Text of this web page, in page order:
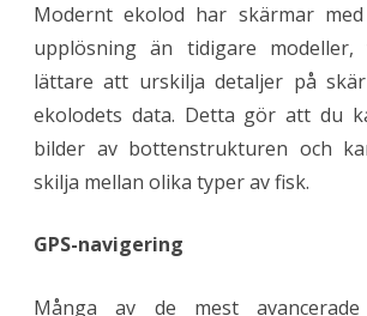
Modernt ekolod har skärmar
upplösning än tidigare
lättare att urskilja detaljer på
ekolodets data. Detta gör att du
bilder av bottenstrukturen och
skilja mellan olika typer av fisk.
GPS-navigering
Många av de mest